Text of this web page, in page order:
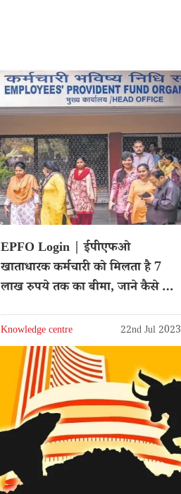
EPFO Login | ईपीएफओ
खाताधारक कर्मचारी को मिलता है 7
लाख रुपये तक का बीमा, जाने कैसे करें
Knowledge centre 22nd Jul 2023